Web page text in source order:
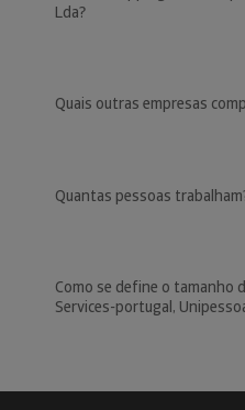
Lda?
Quais outras empresas
Quantas pessoas
Como se define o tamanho
Services-portugal,